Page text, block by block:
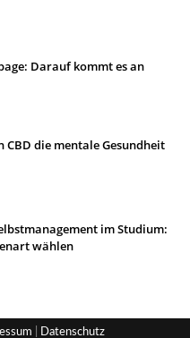
Darauf kommt es an
CBD die mentale Gesundheit
im Studium:
wählen
Datenschutz